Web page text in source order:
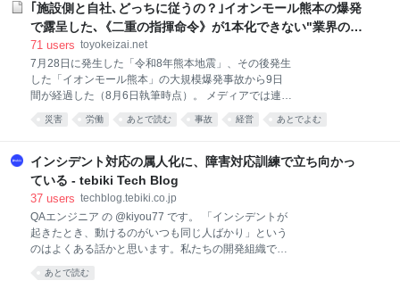
｢施設側と自社､どっちに従うの？｣イオンモール熊本の爆発
で露呈した､《二重の指揮命令》が1本化できない"業界の事
情"
71 users toyokeizai.net
7月28日に発生した「令和8年熊本地震」、その後発生
した「イオンモール熊本」の大規模爆発事故から9日
間が経過した（8月6日執筆時点）。 メディアでは連
日、被害者や残された遺族の悲しみを伝える報道が続
く。 その一方で、被害者に対し、店の売上金を金庫に
しめた雑貨店の経営陣には、世間から容赦のない非難
の声が浴びせられている。 結果的に今回の爆発事故に
よる犠牲者（3店舗、7名）の多くが、筆者が前回の記
鍵、財布など自身の貴重品の確保）」「真面目な責任
感（売上金の保管）」により犠牲になっていたこと
は、テレビをはじめとする各種報道が伝えるとおりで
ある。 返す返す残念でならない。改めて亡くなられた
災害 労働 あとで読む 事故 経営 あとでよむ
インシデント対応の属人化に、障害対応訓練で立ち向かっ
ている - tebiki Tech Blog
37 users techblog.tebiki.co.jp
QAエンジニア の @kiyou77 です。 「インシデントが
起きたとき、動けるのがいつも同じ人ばかり」という
のはよくある話かと思います。私たちの開発組織で
も、負担が特定のメンバーに偏っている状況が続いて
いました。 この課題を少しずつ崩していくために、私
あとで読む